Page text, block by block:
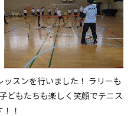
スンを行いました！ ラリーも
どもたちも楽しく笑顔でテニス
！